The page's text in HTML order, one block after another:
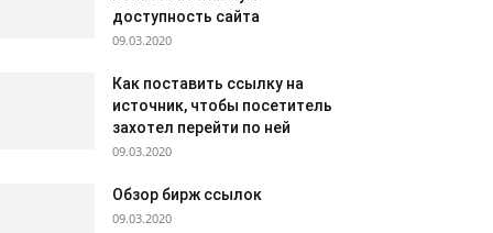
доступность сайта
09.03.2020
Как поставить ссылку на
источник, чтобы посетитель
захотел перейти по ней
09.03.2020
Обзор бирж ссылок
09.03.2020